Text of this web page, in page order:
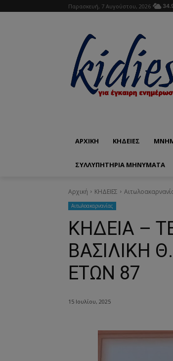
Παρασκευή, 7 Αυγούστου, 2026
ΑΡΧΙΚΗ ΚΗΔΕΙΕΣ
ΣΥΛΛΥΠΗΤΗΡΙΑ ΜΗΝΥΜΑΤΑ
Αρχική ΚΗΔΕΙΕΣ
Aιτωλοακαρνανίας
ΚΗΔΕΙΑ –
ΒΑΣΙΛΙΚΗ
ΕΤΩΝ 87
15 Ιουλίου, 2025